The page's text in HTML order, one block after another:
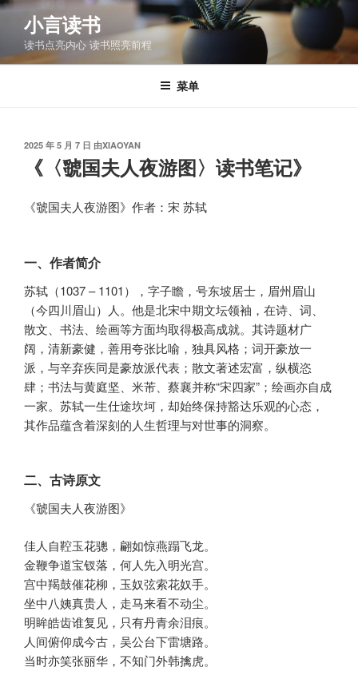
跳
容
小言读书
读书点亮内心 读书照亮前程
菜单
发
2025 年 5 月 7 日 由XIAOYAN
《〈虢国夫人夜游图〉读书笔记》
《虢国夫人夜游图》作者：宋 苏轼
一、作者简介
苏轼（1037 – 1101），字子瞻，号东坡居士，眉州眉山
（今四川眉山）人。他是北宋中期文坛领袖，在诗、词、
散文、书法、绘画等方面均取得极高成就。其诗题材广
阔，清新豪健，善用夸张比喻，独具风格；词开豪放一
派，与辛弃疾同是豪放派代表；散文著述宏富，纵横恣
肆；书法与黄庭坚、米芾、蔡襄并称“宋四家”；绘画亦自成
一家。苏轼一生仕途坎坷，却始终保持豁达乐观的心态，
其作品蕴含着深刻的人生哲理与对世事的洞察。
二、古诗原文
《虢国夫人夜游图》
佳人自鞚玉花骢，翩如惊燕蹋飞龙。
金鞭争道宝钗落，何人先入明光宫。
宫中羯鼓催花柳，玉奴弦索花奴手。
坐中八姨真贵人，走马来看不动尘。
明眸皓齿谁复见，只有丹青余泪痕。
人间俯仰成今古，吴公台下雷塘路。
当时亦笑张丽华，不知门外韩擒虎。